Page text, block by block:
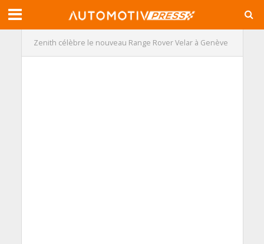
Zenith célèbre le nouveau Range Rover Velar à Genève